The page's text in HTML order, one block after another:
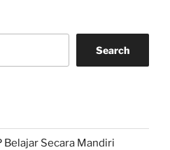
Search
Secara Mandiri